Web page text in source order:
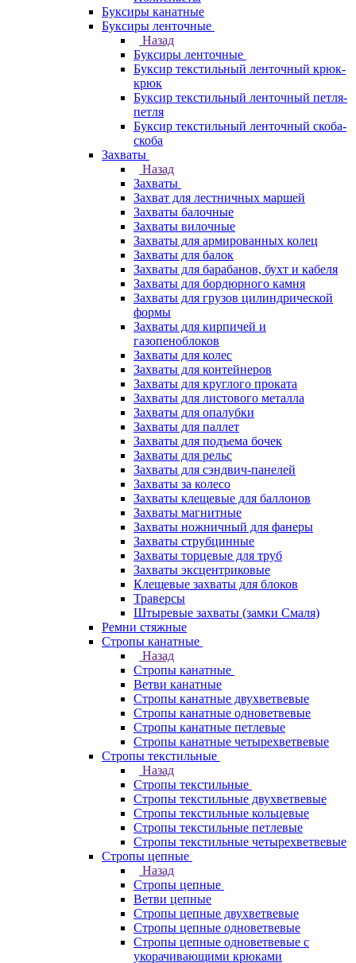
Буксиры канатные
Буксиры ленточные
Назад
Буксиры ленточные
Буксир текстильный ленточный крюк-
крюк
Буксир текстильный ленточный петля-
петля
Буксир текстильный ленточный скоба-
скоба
Захваты
Назад
Захваты
Захват для лестничных маршей
Захваты балочные
Захваты вилочные
Захваты для армированных колец
Захваты для балок
Захваты для барабанов, бухт и кабеля
Захваты для бордюрного камня
Захваты для грузов цилиндрической
формы
Захваты для кирпичей и
газопеноблоков
Захваты для колес
Захваты для контейнеров
Захваты для круглого проката
Захваты для листового металла
Захваты для опалубки
Захваты для паллет
Захваты для подъема бочек
Захваты для рельс
Захваты для сэндвич-панелей
Захваты за колесо
Захваты клещевые для баллонов
Захваты магнитные
Захваты ножничный для фанеры
Захваты струбцинные
Захваты торцевые для труб
Захваты эксцентриковые
Клещевые захваты для блоков
Траверсы
Штыревые захваты (замки Смаля)
Ремни стяжные
Стропы канатные
Назад
Стропы канатные
Ветви канатные
Стропы канатные двухветвевые
Стропы канатные одноветвевые
Стропы канатные петлевые
Стропы канатные четырехветвевые
Стропы текстильные
Назад
Стропы текстильные
Стропы текстильные двухветвевые
Стропы текстильные кольцевые
Стропы текстильные петлевые
Стропы текстильные четырехветвевые
Стропы цепные
Назад
Стропы цепные
Ветви цепные
Стропы цепные двухветвевые
Стропы цепные одноветвевые
Стропы цепные одноветвевые с
укорачивающими крюками